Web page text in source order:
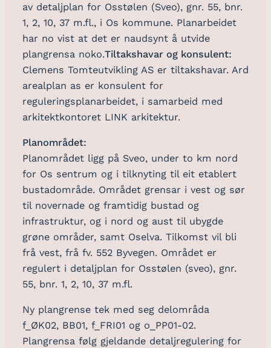
av detaljplan for Osstølen (Sveo), gnr. 55, bnr.
1, 2, 10, 37 m.fl., i Os kommune. Planarbeidet
har no vist at det er naudsynt å utvide
plangrensa noko.Tiltakshavar og konsulent:
Clemens Tomteutvikling AS er tiltakshavar. Ard
arealplan as er konsulent for
reguleringsplanarbeidet, i samarbeid med
arkitektkontoret LINK arkitektur.
Planområdet:
Planområdet ligg på Sveo, under to km nord
for Os sentrum og i tilknyting til eit etablert
bustadområde. Området grensar i vest og sør
til novernade og framtidig bustad og
infrastruktur, og i nord og aust til ubygde
grøne områder, samt Oselva. Tilkomst vil bli
frå vest, frå fv. 552 Byvegen. Området er
regulert i detaljplan for Osstølen (sveo), gnr.
55, bnr. 1, 2, 10, 37 m.fl.
Ny plangrense tek med seg delområda
f_ØK02, BB01, f_FRI01 og o_PP01-02.
Plangrensa følg gjeldande detaljregulering for